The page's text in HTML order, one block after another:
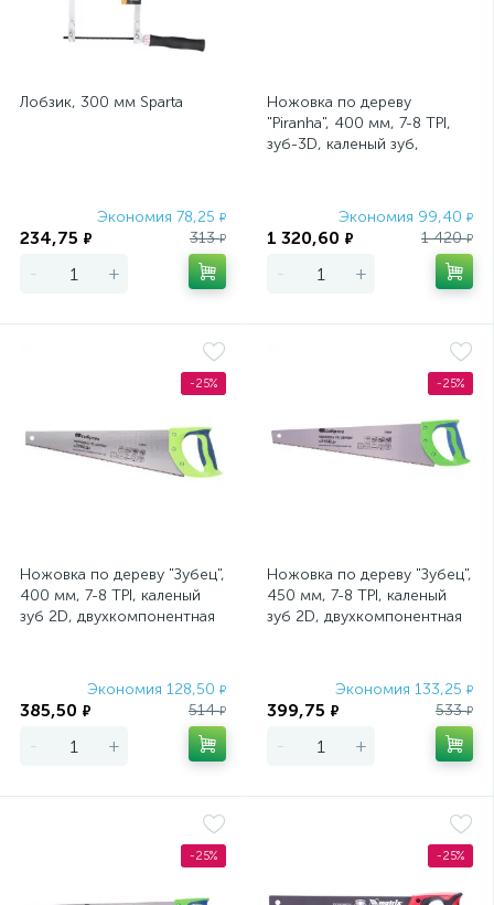
Лобзик, 300 мм Sparta
Экономия 78,25 ₽
234,75 ₽ 313₽
- +
Ножовка по дереву
"Piranha", 400 мм, 7-8 TPI,
зуб-3D, каленый зуб,
Экономия 99,40 ₽
1 320,60 ₽ 1 420₽
- +
-25%
Ножовка по дереву "Зубец",
400 мм, 7-8 TPI, каленый
зуб 2D, двухкомпонентная
Экономия 128,50 ₽
385,50 ₽ 514₽
- +
-25%
Ножовка по дереву "Зубец",
450 мм, 7-8 TPI, каленый
зуб 2D, двухкомпонентная
Экономия 133,25 ₽
399,75 ₽ 533₽
- +
-25% -25%